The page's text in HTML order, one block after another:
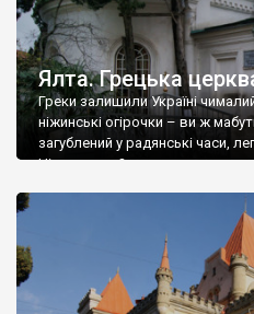
Ялта. Грецька
Греки залишили Україні
ніжинські огірочки – ви ж
загублений у радянські часи,
Ніжин греки?